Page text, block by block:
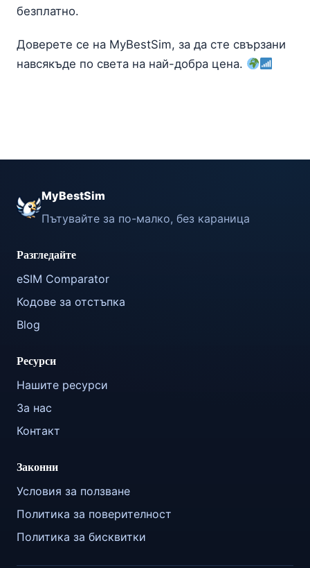
безплатно.
Доверете се на MyBestSim, за да сте свързани
навсякъде по света на най-добра цена.
MyBestSim
Пътувайте за по-малко, без караница
Разгледайте
eSIM Comparator
Кодове за отстъпка
Blog
Ресурси
Нашите ресурси
За нас
Контакт
Законни
Условия за ползване
Политика за поверителност
Политика за бисквитки